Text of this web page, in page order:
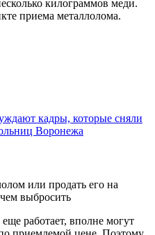
килограммов меди.
приема металлолома.
кадры, которые сняли
Воронежа
или продать его на
выбросить
работает, вполне могут